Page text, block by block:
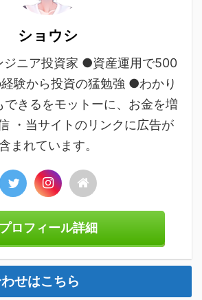
ショウシ
ニア投資家 ●資産運用で500
験から投資の猛勉強 ●わかり
できるをモットーに、お金を増
・当サイトのリンクに広告が
まれています。
プロフィール詳細
せはこちら